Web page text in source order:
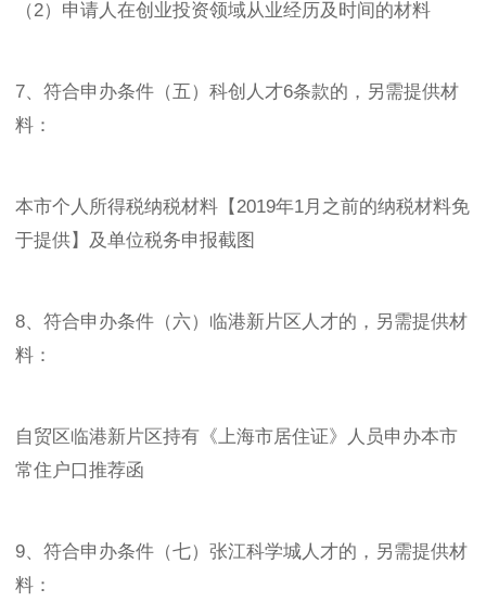
（2）申请人在创业投资领域从业经历及时间的材料
7、符合申办条件（五）科创人才6条款的，另需提供材
料：
本市个人所得税纳税材料【2019年1月之前的纳税材料免
于提供】及单位税务申报截图
8、符合申办条件（六）临港新片区人才的，另需提供材
料：
自贸区临港新片区持有《上海市居住证》人员申办本市
常住户口推荐函
9、符合申办条件（七）张江科学城人才的，另需提供材
料：